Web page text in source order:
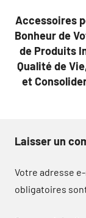
Accessoires
Bonheur de
de Produits
Qualité de
et
Laisser un
Votre adresse
obligatoires